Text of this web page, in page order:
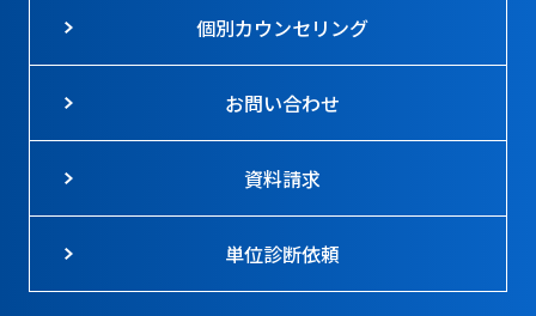
個別カウンセリング
お問い合わせ
資料請求
単位診断依頼